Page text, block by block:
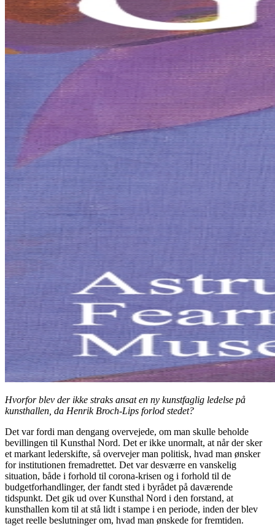
Hvorfor blev der ikke straks ansat en ny kunstfaglig ledelse på
kunsthallen, da Henrik Broch-Lips forlod stedet?
Det var fordi man dengang overvejede, om man skulle beholde
bevillingen til Kunsthal Nord. Det er ikke unormalt, at når der sker
et markant lederskifte, så overvejer man politisk, hvad man ønsker
for institutionen fremadrettet. Det var desværre en vanskelig
situation, både i forhold til corona-krisen og i forhold til de
budgetforhandlinger, der fandt sted i byrådet på daværende
tidspunkt. Det gik ud over Kunsthal Nord i den forstand, at
kunsthallen kom til at stå lidt i stampe i en periode, inden der blev
taget reelle beslutninger om, hvad man ønskede for fremtiden.